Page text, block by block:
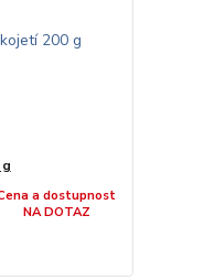
a dostupnost
NA DOTAZ